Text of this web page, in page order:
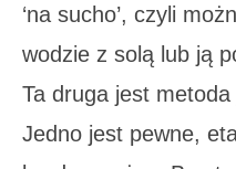
‘na sucho’, czyli
wodzie z solą lub ją
Ta druga jest
Jedno jest pewne,